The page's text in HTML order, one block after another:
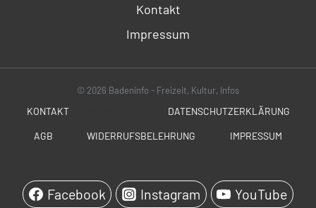
Kontakt
Impressum
© 2026 Badeninfo - Freizeit, Kultur, Infos
KONTAKT DATENSCHUTZERKLÄRUNG
AGB WIDERRUFSBELEHRUNG IMPRESSUM
Facebook Instagram YouTube